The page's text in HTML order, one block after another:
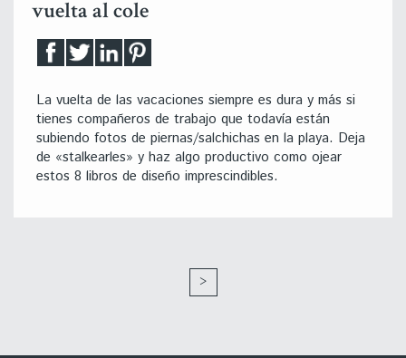
vuelta al cole
La vuelta de las vacaciones siempre es dura y más si
tienes compañeros de trabajo que todavía están
subiendo fotos de piernas/salchichas en la playa. Deja
de «stalkearles» y haz algo productivo como ojear
estos 8 libros de diseño imprescindibles.
>